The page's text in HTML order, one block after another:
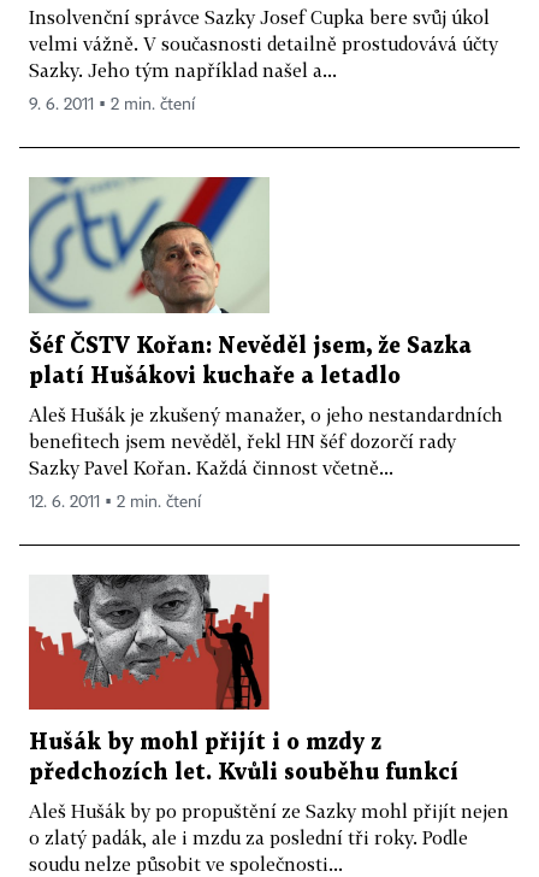
Insolvenční správce Sazky Josef Cupka bere svůj úkol
velmi vážně. V současnosti detailně prostudovává účty
Sazky. Jeho tým například našel a...
9. 6. 2011 ▪ 2 min. čtení
Šéf ČSTV Kořan: Nevěděl jsem, že Sazka
platí Hušákovi kuchaře a letadlo
Aleš Hušák je zkušený manažer, o jeho nestandardních
benefitech jsem nevěděl, řekl HN šéf dozorčí rady
Sazky Pavel Kořan. Každá činnost včetně...
12. 6. 2011 ▪ 2 min. čtení
Hušák by mohl přijít i o mzdy z
předchozích let. Kvůli souběhu funkcí
Aleš Hušák by po propuštění ze Sazky mohl přijít nejen
o zlatý padák, ale i mzdu za poslední tři roky. Podle
soudu nelze působit ve společnosti...